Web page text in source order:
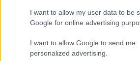
I want to allow my user data to be
Google for online advertising
I want to allow Google to send me
personalized advertising.
Le previsioni meteo per il
Gallura